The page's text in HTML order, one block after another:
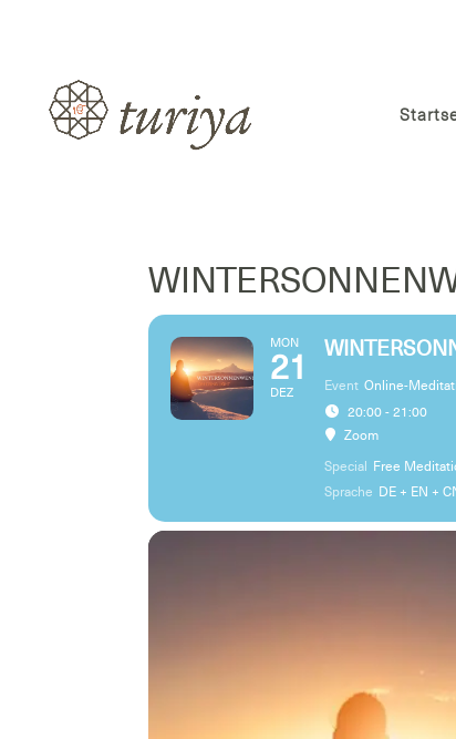
MON
21
DEZ Event Online-
20:00 - 21:00
Zoom
Special
Free
Sprache DE + EN +